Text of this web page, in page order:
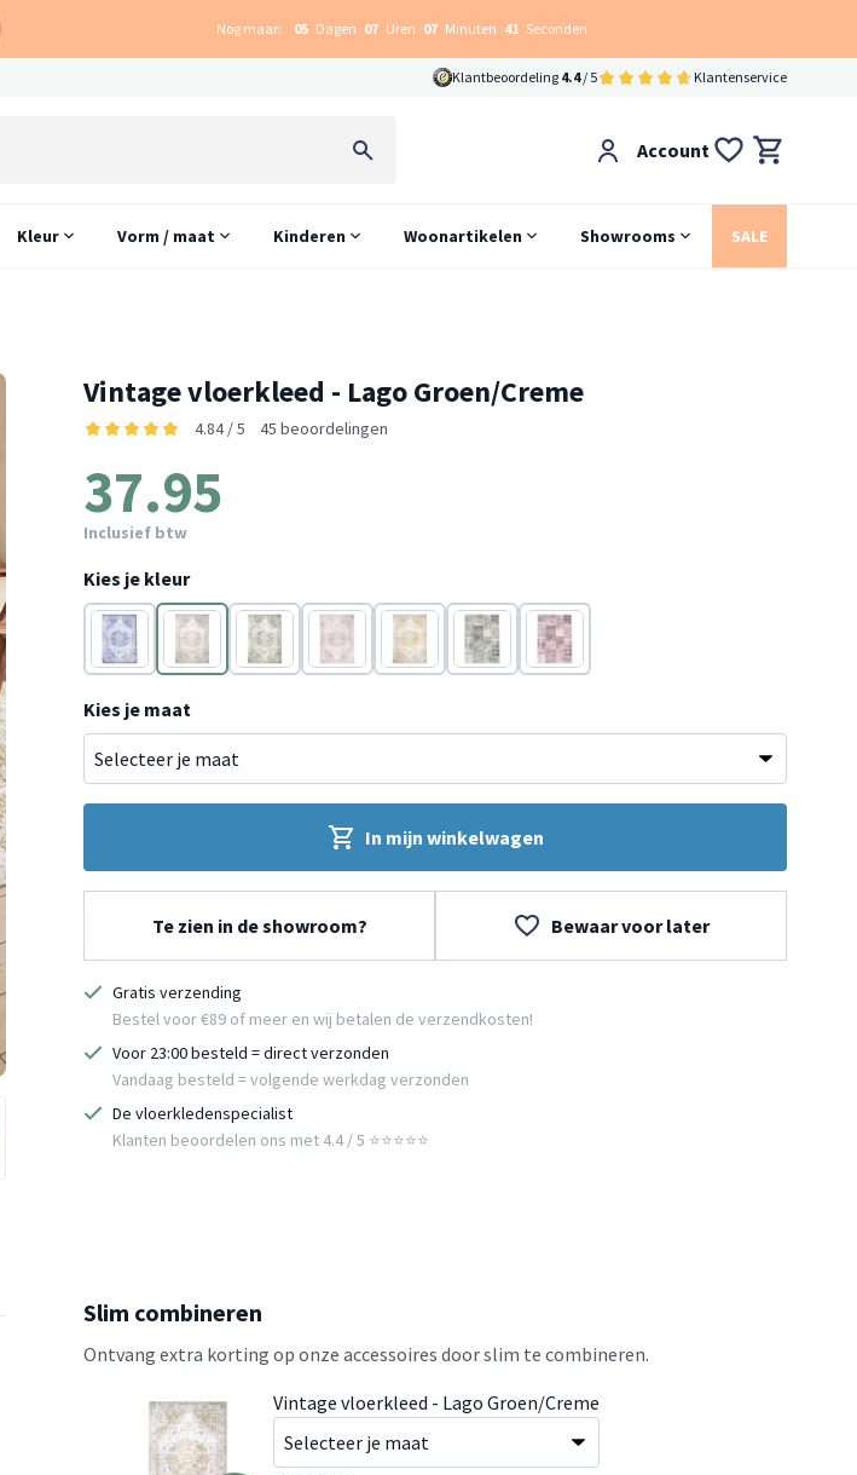
Nog maar: 05 Dagen 07 Uren 07 Minuten 40 Seconden
Klantbeoordeling 4.4/ 5 Klantenservice
Account
Kleur Vorm / maat Kinderen Woonartikelen Showrooms SALE
Vintage vloerkleed - Lago Groen/Creme
4.84 / 5 45 beoordelingen
37.95
Inclusief btw
Kies je kleur
Blauw Groen Grijs Roze Geel Grijs
Roze
Kies je maat
In mijn winkelwagen
Te zien in de showroom? Bewaar voor later
Gratis verzending
Bestel voor €89 of meer en wij betalen de verzendkosten!
Voor 23:00 besteld = direct verzonden
Vandaag besteld = volgende werkdag verzonden
De vloerkledenspecialist
Klanten beoordelen ons met 4.4 / 5 ⭐⭐⭐⭐⭐
Slim combineren
Ontvang extra korting op onze accessoires door slim te combineren.
Vintage vloerkleed - Lago Groen/Creme